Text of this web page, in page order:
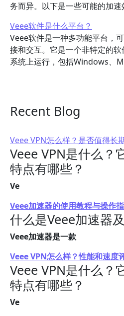
务而异。以下是一些可能的加速
Veee软件是什么平台？
Veee软件是一种多功能平台，
接和交互。它是一个非特定的
系统上运行，包括Windows、
Recent Blog
Veee VPN怎么样？是否值得长
Veee VPN是什么？
特点有哪些？
Ve
Veee加速器的使用教程与操作
什么是Veee加速器
Veee加速器是一款
Veee VPN怎么样？性能和速度
Veee VPN是什么？
特点有哪些？
Ve